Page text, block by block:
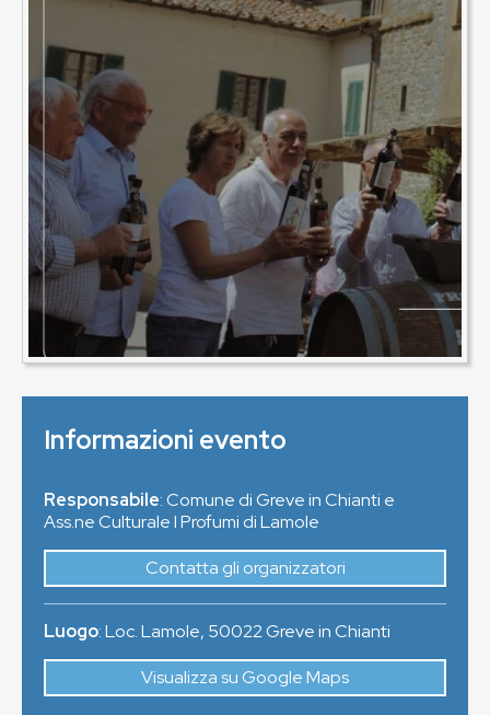
Informazioni evento
Responsabile: Comune di Greve in Chianti e
Ass.ne Culturale I Profumi di Lamole
Contatta gli organizzatori
Luogo:Loc. Lamole, 50022Greve in Chianti
Visualizza su Google Maps